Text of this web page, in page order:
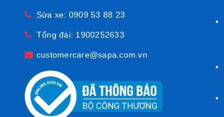
Sửa xe: 0909 53 88 23
Tổng đài: 1900252633
customercare@sapa.com.vn